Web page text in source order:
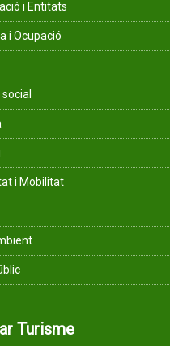
i Entitats
i Ocupació
i Mobilitat
Turisme